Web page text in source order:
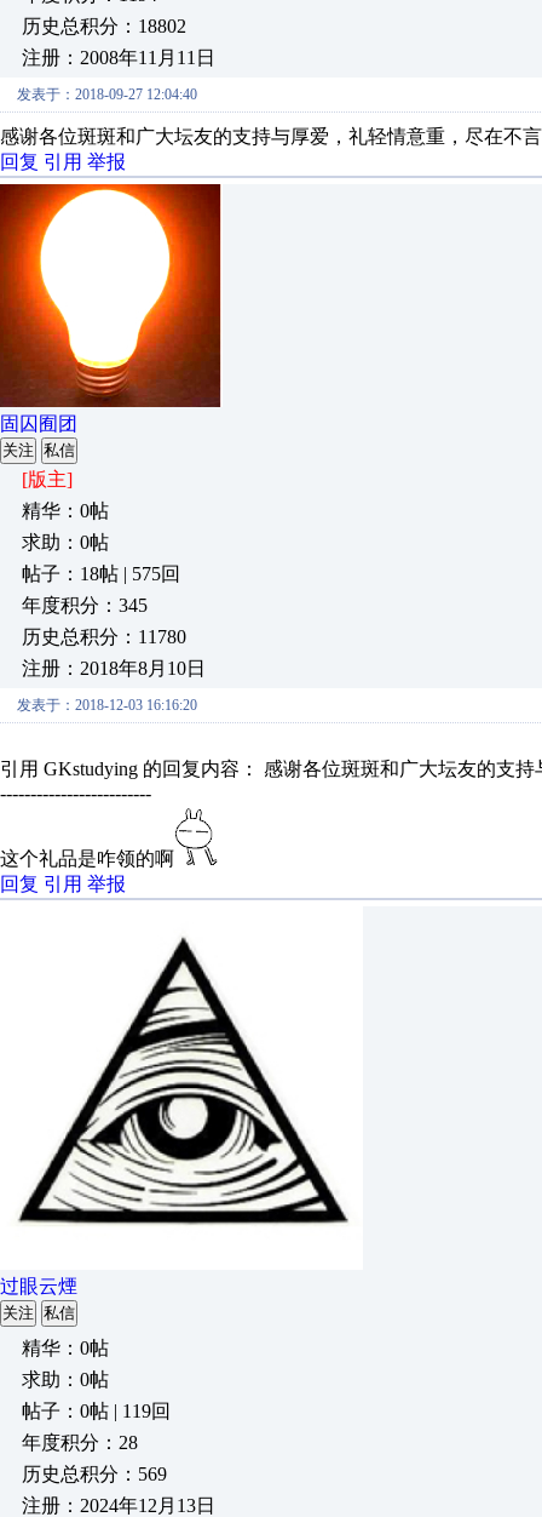
历史总积分：18802
注册：2008年11月11日
发表于：2018-09-27 12:04:40
感谢各位斑斑和广大坛友的支持与厚爱，礼轻情意重，尽在不
回复 引用 举报
固囚囿团
关注 私信
[版主]
精华：0帖
求助：0帖
帖子：18帖 | 575回
年度积分：345
历史总积分：11780
注册：2018年8月10日
发表于：2018-12-03 16:16:20
引用 GKstudying 的回复内容： 感谢各位斑斑和广大坛友的支
-------------------------
这个礼品是咋领的啊
回复 引用 举报
过眼云煙
关注 私信
精华：0帖
求助：0帖
帖子：0帖 | 119回
年度积分：28
历史总积分：569
注册：2024年12月13日